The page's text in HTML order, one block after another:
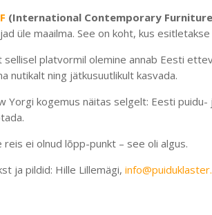
(International Contemporary
üle maailma. See on koht, kus
sellisel platvormil olemine annab Eesti
nutikalt ning jätkusuutlikult kasvada.
Yorgi kogemus näitas selgelt: Eesti
reis ei olnud lõpp-punkt – see oli algus.
ja pildid: Hille Lillemägi,